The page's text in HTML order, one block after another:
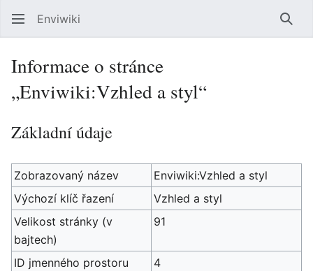
Enviwiki
Informace o stránce
„Enviwiki:Vzhled a styl“
Základní údaje
Zobrazovaný název
Enviwiki:Vzhled a styl
Výchozí klíč řazení
Vzhled a styl
Velikost stránky (v
bajtech)
91
ID jmenného prostoru
4